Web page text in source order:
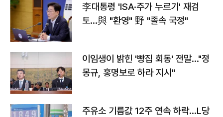
李대통령 'ISA·주가 누르기' 재검
토…與 "환영" 野 "졸속 국정"
이임생이 밝힌 '빵집 회동' 전말…"정
몽규, 홍명보로 하라 지시"
주유소 기름값 12주 연속 하락…L당